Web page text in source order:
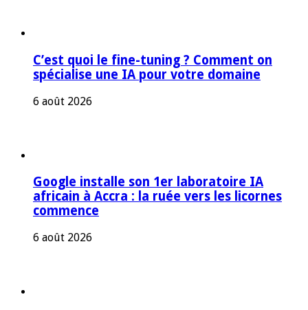
C’est quoi le fine-tuning ? Comment on
spécialise une IA pour votre domaine
6 août 2026
Google installe son 1er laboratoire IA
africain à Accra : la ruée vers les licornes
commence
6 août 2026